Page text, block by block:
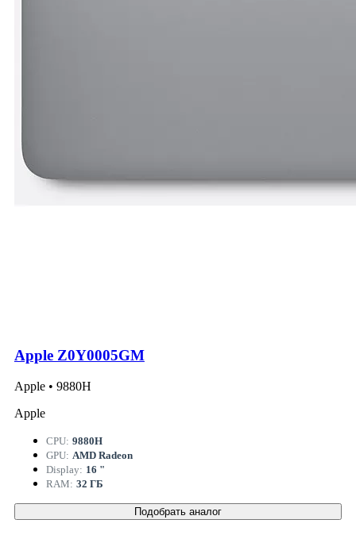
Apple Z0Y0005GM
Apple • 9880H
Apple
CPU: 9880H
GPU: AMD Radeon
Display: 16 "
RAM: 32 ГБ
Подобрать аналог